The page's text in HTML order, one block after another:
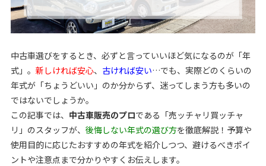
中古車選びをするとき、必ずと言っていいほど気になるのが「年
式」。 新しければ安心、 古ければ安い…でも、実際どのくらいの
年式が「ちょうどいい」のか分からず、迷ってしまう方も多いの
ではないでしょうか。
この記事では、 中古車販売のプロである「売ッチャリ買ッチャ
リ」のスタッフが、 後悔しない年式の選び方を徹底解説！予算や
使用目的に応じたおすすめの年式を紹介しつつ、避けるべきポイ
ントや注意点まで分かりやすくお伝えします。